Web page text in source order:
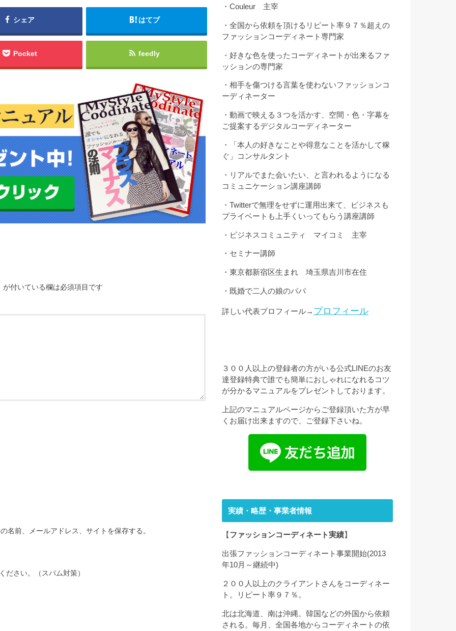
シェア はてブ
Pocket feedly
が付いている欄は必須項目です
名前、メールアドレス、サイトを保存する。
ださい。（スパム対策）
・Couleur 主宰
・全国から依頼を頂けるリピート率９７％超えの
ファッションコーディネート専門家
・好きな色を使ったコーディネートが出来るファ
ッションの専門家
・相手を傷つける言葉を使わないファッションコ
ーディネーター
・動画で映える３つを活かす、空間・色・字幕を
ご提案するデジタルコーディネーター
・「本人の好きなことや得意なことを活かして稼
ぐ」コンサルタント
・リアルでまた会いたい、と言われるようになる
コミュニケーション講座講師
・Twitterで無理をせずに運用出来て、ビジネスも
プライベートも上手くいってもらう講座講師
・ビジネスコミュニティ マイコミ 主宰
・セミナー講師
・東京都新宿区生まれ 埼玉県吉川市在住
・既婚で二人の娘のパパ
詳しい代表プロフィール→ プロフィール
３００人以上の登録者の方がいる公式LINEのお友
達登録特典で誰でも簡単におしゃれになれるコツ
が分かるマニュアルをプレゼントしております。
上記のマニュアルページからご登録頂いた方が早
くお届け出来ますので、ご登録下さいね。
実績・略歴・事業者情報
【 ファッションコーディネート実績】
出張ファッションコーディネート事業開始(2013
年10月～継続中)
２００人以上のクライアントさんをコーディネー
ト。リピート率９７％。
北は北海道、南は沖縄。韓国などの外国から依頼
される。毎月、全国各地からコーディネートの依